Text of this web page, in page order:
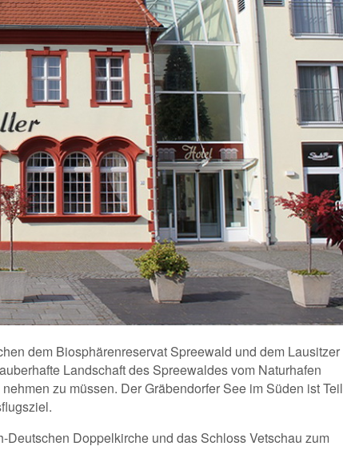
dem Biosphärenreservat Spreewald und dem Lausitzer
Landschaft des Spreewaldes vom Naturhafen
zu müssen. Der Gräbendorfer See im Süden ist Teil
Doppelkirche und das Schloss Vetschau zum